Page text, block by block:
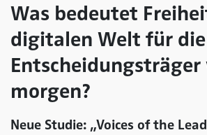
Was bedeutet
digitalen Welt für die
Entscheidungsträger
morgen?
Neue Studie: „Voices of the